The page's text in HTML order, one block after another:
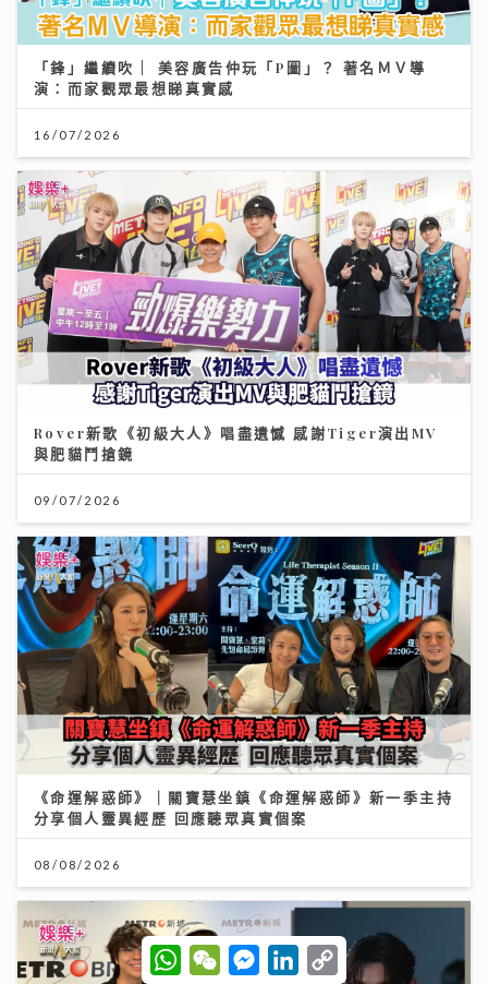
「鋒」繼續吹 | 美容廣告仲玩「P圖」？ 著名ＭＶ導
演：而家觀眾最想睇真實感
16/07/2026
Rover新歌《初級大人》唱盡遺憾 感謝Tiger演出MV
與肥貓鬥搶鏡
09/07/2026
《命運解惑師》｜關寶慧坐鎮《命運解惑師》新一季主持
分享個人靈異經歷 回應聽眾真實個案
08/08/2026
W
h
W
e
M
e
L
C
o